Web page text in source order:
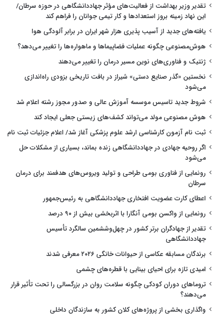
تقدیر وزیر بهداشت از فعالیت‌های مؤثر جهاددانشگاهی در حوزه سرطان/
این نهاد زمینه بروز استعدادها و کار تیمی جوانان را فراهم کند
یافته‌های جدید از آسیب پذیری هزار شهر ایران در برابر آلودگی هوا
هوش‌مصنوعی چگونه عملیات فضاپیماها و ماهواره‌ها را تغییر می‌دهد؟
ژنتیک و فناوری‌های نوین مسیر درمان را تغییر می‌دهند
نخستین «گذر صنایع دستی» شیراز در بافت تاریخی بزودی راه‌اندازی
می‌شود
شروط جدید تاسیس موسسه آموزش عالی و صدور مجوز رشته اعلام شد
هوش مصنوعی مولد می‌تواند کشف‌های زیستی جعلی ایجاد کند
ثبت نام آزمون کارشناسی ارشد علوم پزشکی آغاز شد/ اعلام جزئیات ثبت نام
اگر روحیه جهادی در جهاددانشگاهی زنده بماند، بسیاری از مشکلات حل
می‌شود
رونمایی از فناوری بومی طراحی و تولید ویروس‌های هدفمند برای درمان
سرطان
اعطای کارت عضویت افتخاری جهاددانشگاهی به رئیس‌جمهور
رونمایی از واکسن بومی آنگارا با اثربخشی بیش از ۹۰ درصد
تقدیر از جهادگران برتر کشور در چهل‌وششمین سالگرد تأسیس
جهاددانشگاهی
برندگان مسابقه عکاسی از حیوانات خانگی ۲۰۲۶ معرفی شدند
امیدی تازه برای احیای بینایی با قطره‌های چشمی
تروماهای دوران کودکی چگونه سلامت روان در بزرگسالی را تحت تأثیر قرار
می‌دهند؟
واگذاری بخشی از پروژه‌های کلان کشور به سازندگان داخلی